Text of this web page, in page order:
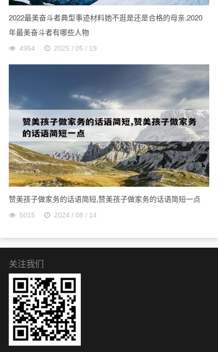
2022最美奋斗者典型事迹材料她不逛是还是合格的母亲,2020
年最美奋斗者有哪些人物
4954 2025 / 05 / 19
赞美孩子做家务的话语简短,赞美孩子做家务的话语简短一点
5015 2024 / 08 / 14
关注我们